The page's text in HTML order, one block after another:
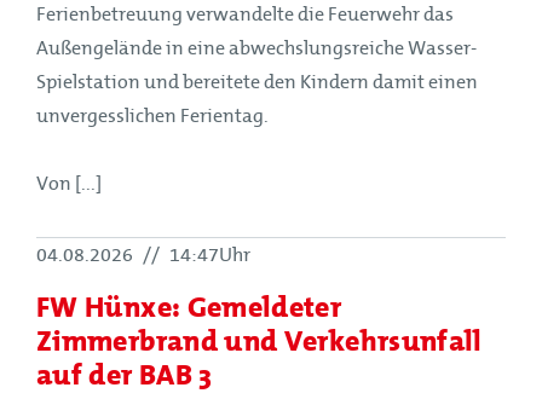
Ferienbetreuung verwandelte die Feuerwehr das
Außengelände in eine abwechslungsreiche Wasser-
Spielstation und bereitete den Kindern damit einen
unvergesslichen Ferientag.
Von [...]
04.08.2026 // 14:47Uhr
FW Hünxe: Gemeldeter
Zimmerbrand und Verkehrsunfall
auf der BAB 3